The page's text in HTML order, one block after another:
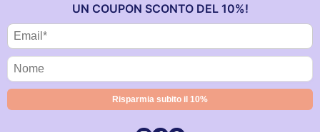
UN COUPON SCONTO DEL 10%!